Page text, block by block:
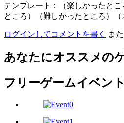
テンプレート：（楽しかったと
ところ）（難しかったところ）（
ログインしてコメントを書く ま
あなたにオススメの
フリーゲームイベン